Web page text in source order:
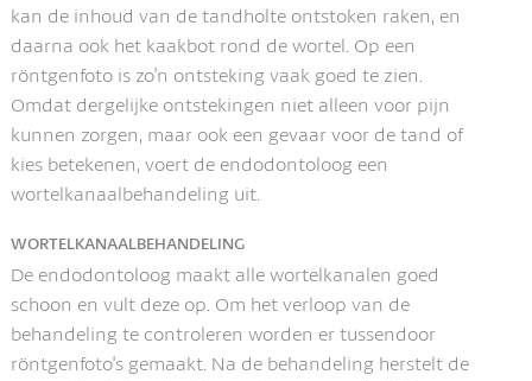
kan de inhoud van de tandholte ontstoken raken, en
daarna ook het kaakbot rond de wortel. Op een
röntgenfoto is zo'n ontsteking vaak goed te zien.
Omdat dergelijke ontstekingen niet alleen voor pijn
kunnen zorgen, maar ook een gevaar voor de tand of
kies betekenen, voert de endodontoloog een
wortelkanaalbehandeling uit.
WORTELKANAALBEHANDELING
De endodontoloog maakt alle wortelkanalen goed
schoon en vult deze op. Om het verloop van de
behandeling te controleren worden er tussendoor
röntgenfoto's gemaakt. Na de behandeling herstelt de